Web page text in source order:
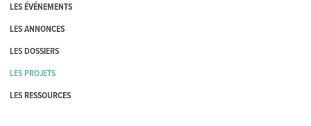
LES ÉVÉNEMENTS
LES ANNONCES
LES DOSSIERS
LES PROJETS
LES RESSOURCES